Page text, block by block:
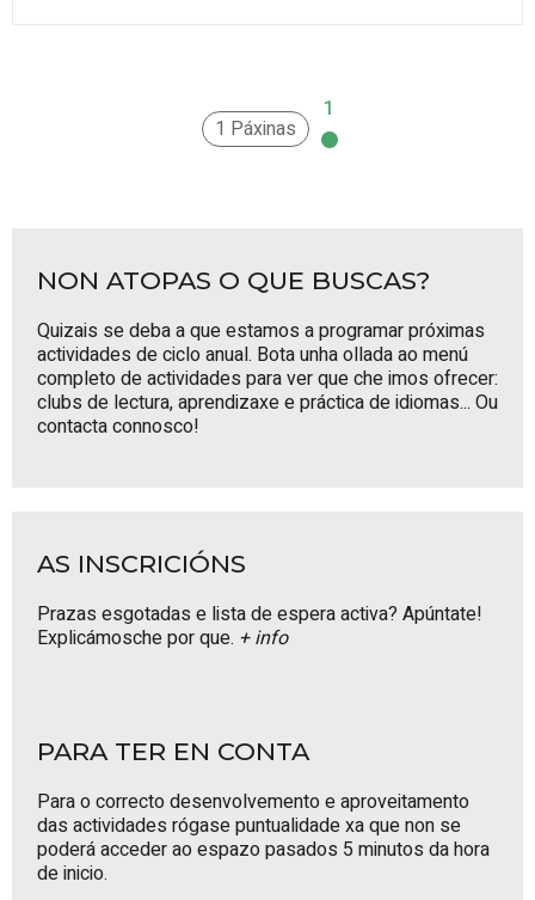
1 Páxinas
1
NON ATOPAS O QUE BUSCAS?
Quizais se deba a que estamos a programar próximas
actividades de ciclo anual. Bota unha ollada aomenú
completo de actividades para ver que che imos ofrecer:
clubs de lectura, aprendizaxe e práctica de idiomas... Ou
contacta connosco!
AS INSCRICIÓNS
Prazas esgotadas e lista de espera activa? Apúntate!
Explicámosche por que. + info
PARA TER EN CONTA
Para o correcto desenvolvemento e aproveitamento
das actividades rógase puntualidade xa que non se
poderá acceder ao espazo pasados 5 minutos da hora
de inicio.